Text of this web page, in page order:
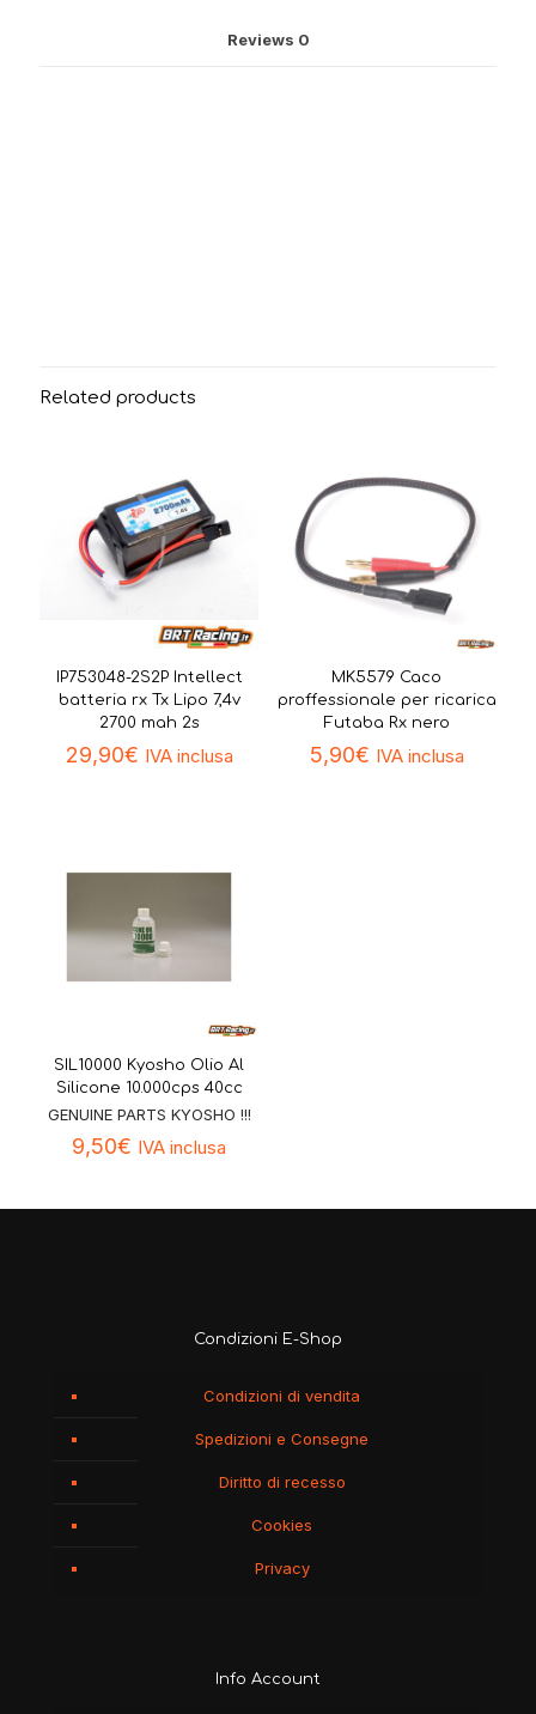
Reviews 0
Related products
IP753048-2S2P Intellect
batteria rx Tx Lipo 7,4v
2700 mah 2s
29,90€ IVA inclusa
MK5579 Caco
proffessionale per ricarica
Futaba Rx nero
5,90€ IVA inclusa
SIL10000 Kyosho Olio Al
Silicone 10.000cps 40cc
GENUINE PARTS KYOSHO !!!
9,50€ IVA inclusa
Condizioni E-Shop
Condizioni di vendita
Spedizioni e Consegne
Diritto di recesso
Cookies
Privacy
Info Account